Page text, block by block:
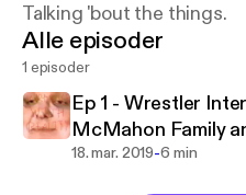
Talking 'bout the things.
Alle episoder
1 episoder
Ep 1 - Wrestler
McMahon Family
2019
18. mar. 2019-6 min